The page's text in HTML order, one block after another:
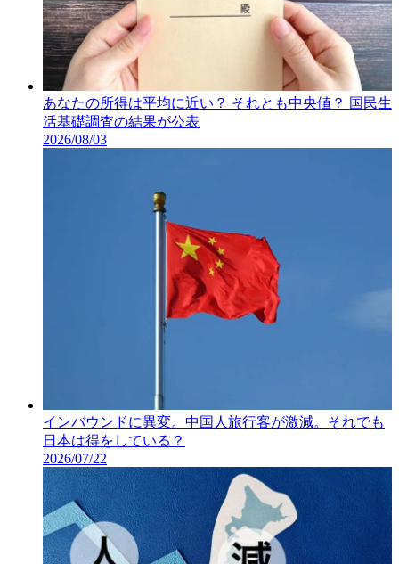
あなたの所得は平均に近い？ それとも中央値？ 国民生
活基礎調査の結果が公表
2026/08/03
インバウンドに異変。中国人旅行客が激減。それでも
日本は得をしている？
2026/07/22